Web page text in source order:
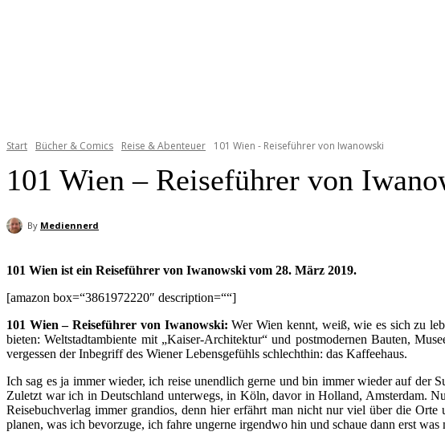
Start Bücher & Comics Reise & Abenteuer 101 Wien - Reiseführer von Iwanowski
101 Wien – Reiseführer von
By Mediennerd
101 Wien ist ein Reiseführer von Iwanowski vom 28. März 2019.
[amazon box=“3861972220″ description=““]
101 Wien – Reiseführer von Iwanowski: Wer Wien kennt, weiß, wie es sich zu
bieten: Weltstadtambiente mit „Kaiser-Architektur“ und postmodernen Bauten,
vergessen der Inbegriff des Wiener Lebensgefühls schlechthin: das Kaffeehaus.
Ich sag es ja immer wieder, ich reise unendlich gerne und bin immer wieder auf der
Zuletzt war ich in Deutschland unterwegs, in Köln, davor in Holland, Amsterdam.
Reisebuchverlag immer grandios, denn hier erfährt man nicht nur viel über die
planen, was ich bevorzuge, ich fahre ungerne irgendwo hin und schaue dann erst